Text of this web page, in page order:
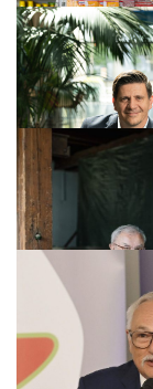
Makro
TÁMOGATÓI
TARTALOM
Családi
vállalkozások